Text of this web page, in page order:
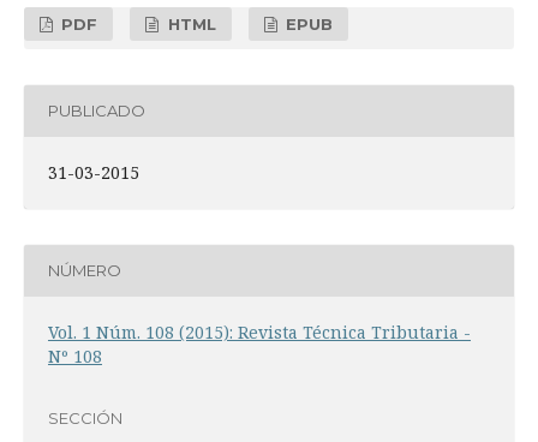
PDF HTML EPUB
PUBLICADO
31-03-2015
NÚMERO
Vol. 1 Núm. 108 (2015): Revista Técnica Tributaria -
Nº 108
SECCIÓN